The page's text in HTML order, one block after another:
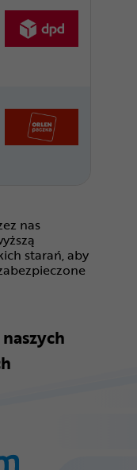
nas
starań, aby